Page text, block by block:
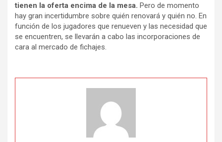
tienen la oferta encima de la mesa. Pero de momento
hay gran incertidumbre sobre quién renovará y quién no. En
función de los jugadores que renueven y las necesidad que
se encuentren, se llevarán a cabo las incorporaciones de
cara al mercado de fichajes.